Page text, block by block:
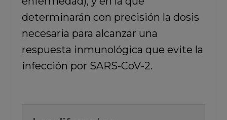
determinarán con precisión la dosis
necesaria para alcanzar una
respuesta inmunológica que evite la
infección por SARS-CoV-2.